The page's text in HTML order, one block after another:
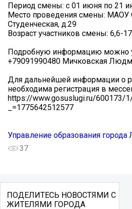
Период смены: с 01 июня по 21
Место проведения смены:
Студенческая, д.29
Возраст участников смены: 6,6-
Подробную информацию можно
+79091990480 Мичковская
Для дальнейшей информации о
необходима регистрация в
https://www.gosuslugi.ru/600173/
_=1775642512577
Управление образования города
37
ПОДЕЛИТЕСЬ НОВОСТЯМИ С
ЖИТЕЛЯМИ ГОРОДА